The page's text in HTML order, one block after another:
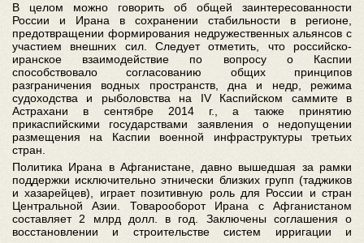
В целом можно говорить об общей заинтересованности
России и Ирана в сохранении стабильности в регионе,
предотвращении формирования недружественных альянсов с
участием внешних сил. Следует отметить, что российско-
иранское взаимодействие по вопросу о Каспии
способствовало согласованию общих принципов
разграничения водных пространств, дна и недр, режима
судоходства и рыболовства на IV Каспийском саммите в
Астрахани в сентябре 2014 г., а также принятию
прикаспийскими государствами заявления о недопущении
размещения на Каспии военной инфраструктуры третьих
стран.
Политика Ирана в Афганистане, давно вышедшая за рамки
поддержки исключительно этнически близких групп (таджиков
и хазарейцев), играет позитивную роль для России и стран
Центральной Азии. Товарооборот Ирана с Афганистаном
составляет 2 млрд долл. в год. Заключены соглашения о
восстановлении и строительстве систем ирригации и